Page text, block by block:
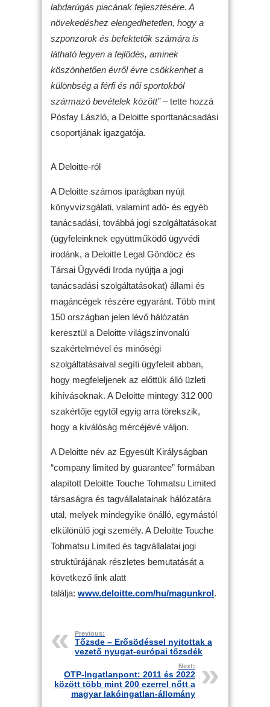
labdarúgás piacának fejlesztésére. A
növekedéshez elengedhetetlen, hogy a
szponzorok és befektetők számára is
látható legyen a fejlődés, aminek
köszönhetően évről évre csökkenhet a
különbség a férfi és női sportokból
származó bevételek között”– tette hozzá
Pósfay László, a Deloitte sporttanácsadási
csoportjának igazgatója.
A Deloitte-ról
A Deloitte számos iparágban nyújt
könyvvizsgálati, valamint adó- és egyéb
tanácsadási, továbbá jogi szolgáltatásokat
(ügyfeleinknek együttműködő ügyvédi
irodánk, a Deloitte Legal Göndöcz és
Társai Ügyvédi Iroda nyújtja a jogi
tanácsadási szolgáltatásokat) állami és
magáncégek részére egyaránt. Több mint
150 országban jelen lévő hálózatán
keresztül a Deloitte világszínvonalú
szakértelmével és minőségi
szolgáltatásaival segíti ügyfeleit abban,
hogy megfeleljenek az előttük álló üzleti
kihívásoknak. A Deloitte mintegy 312 000
szakértője egytől egyig arra törekszik,
hogy a kiválóság mércéjévé váljon.
A Deloitte név az Egyesült Királyságban
“company limited by guarantee” formában
alapított Deloitte Touche Tohmatsu Limited
társaságra és tagvállalatainak hálózatára
utal, melyek mindegyike önálló, egymástól
elkülönülő jogi személy. A Deloitte Touche
Tohmatsu Limited és tagvállalatai jogi
struktúrájának részletes bemutatását a
következő link alatt
találja: www.deloitte.com/hu/magunkrol.
Previous:
Tőzsde – Erősödéssel nyitottak a
vezető nyugat-európai tőzsdék
Next:
OTP-Ingatlanpont: 2011 és 2022
között több mint 200 ezerrel nőtt a
magyar lakóingatlan-állomány